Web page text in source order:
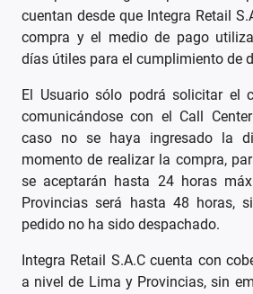
cuentan desde que Integra Retail
compra y el medio de pago
días útiles para el cumplimiento de
El Usuario sólo podrá solicitar el
comunicándose con el Call
caso no se haya ingresado la
momento de realizar la compra,
se aceptarán hasta 24 horas
Provincias será hasta 48 horas,
pedido no ha sido despachado.
Integra Retail S.A.C cuenta con
a nivel de Lima y Provincias, sin